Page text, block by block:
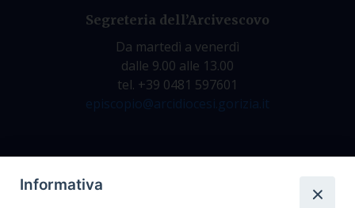
Segreteria dell’Arcivescovo
Da martedì a venerdì
dalle 9.00 alle 13.00
tel. +39 0481 597601
episcopio@arcidiocesi.gorizia.it
Informativa